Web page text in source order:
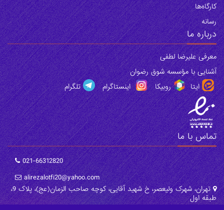
‌کارگاه‌ها
رسانه
درباره ما
معرفی علیرضا لطفی
آشنایی با مؤسسه شوق رضوان
ایتا
روبیکا اینستاگرام تلگرام
تماس با ما
021-66312820
alirezalotfi20@yahoo.com
تهران، شهرک ولیعصر، خ شهید آقایی، کوچه صاحب الزمان(عج)، پلاک 9،
طبقه اول